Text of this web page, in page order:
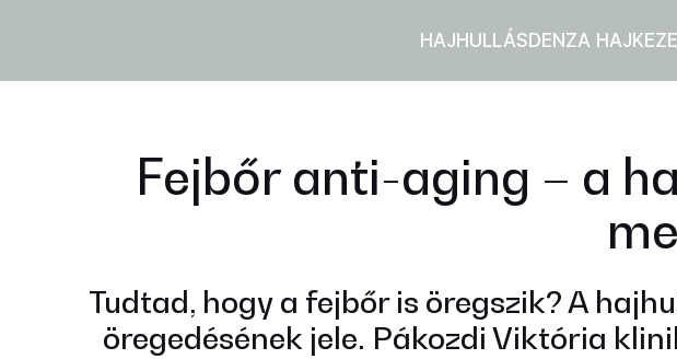
HAJHULLÁS DENZA
Fejbőr anti-aging – a
Tudtad, hogy a fejbőr is öregszik? A
öregedésének jele. Pákozdi Viktória